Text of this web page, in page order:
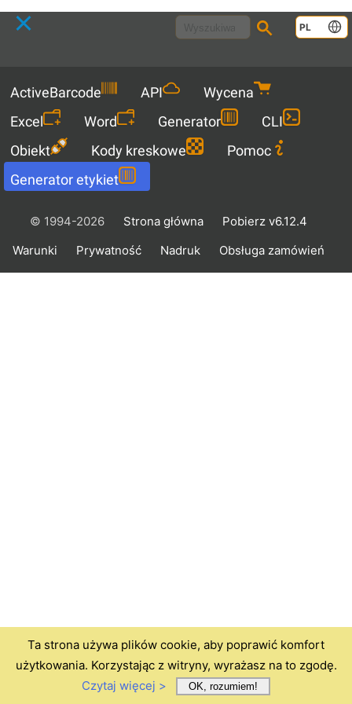
PL
ActiveBarcode API
Wycena
Excel
Word Generator
CLI
Obiekt
Kody kreskowe
Pomoc
Generator etykiet
© 1994-2026 Strona główna
Pobierz v6.12.4
Warunki
Prywatność Nadruk Obsługa zamówień
Ta strona używa plików cookie, aby poprawić komfort
użytkowania. Korzystając z witryny, wyrażasz na to zgodę.
Czytaj więcej >
OK, rozumiem!